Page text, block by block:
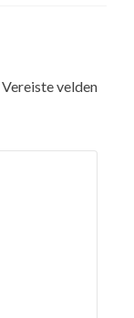
Vereiste velden